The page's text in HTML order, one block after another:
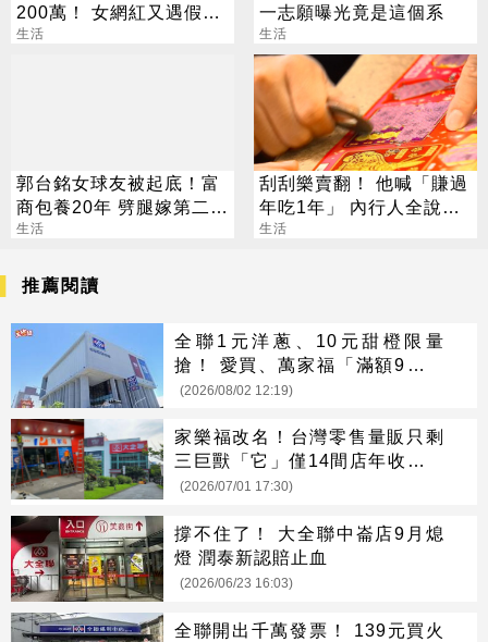
200萬！ 女網紅又遇假富
豪 養套殺噴2千萬
生活
一志願曝光竟是這個系
生活
郭台銘女球友被起底！富
商包養20年 劈腿嫁第二任
老公
生活
刮刮樂賣翻！ 他喊「賺過
年吃1年」 內行人全說
了：生存不易
生活
推薦閱讀
全聯1元洋蔥、10元甜橙限量
搶！ 愛買、萬家福「滿額9折」
中元優惠一次看
(2026/08/02 12:19)
家樂福改名！台灣零售量販只剩
三巨獸「它」僅14間店年收破千
億
(2026/07/01 17:30)
撐不住了！ 大全聯中崙店9月熄
燈 潤泰新認賠止血
(2026/06/23 16:03)
全聯開出千萬發票！ 139元買火